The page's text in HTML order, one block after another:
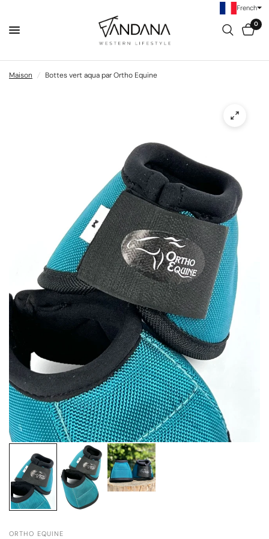
0
Maison / Bottes vert aqua par Ortho Equine
ORTHO EQUINE
French